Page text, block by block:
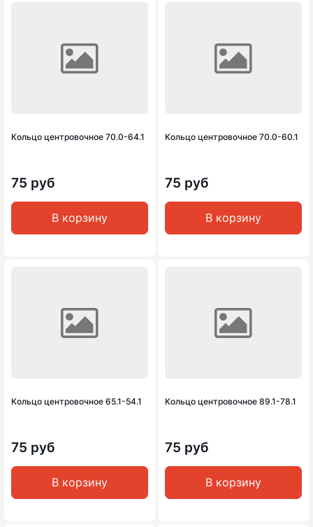
Кольцо центровочное 70.0-64.1
75 руб
В корзину
Кольцо центровочное 70.0-60.1
75 руб
В корзину
Кольцо центровочное 65.1-54.1
75 руб
В корзину
Кольцо центровочное 89.1-78.1
75 руб
В корзину